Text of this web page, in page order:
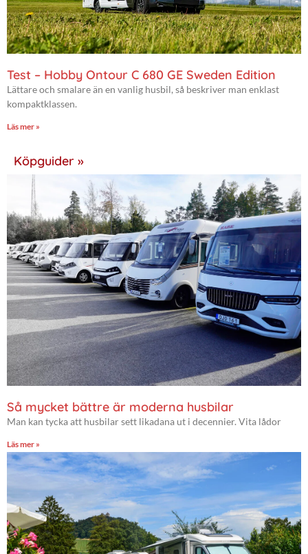
Test – Hobby Ontour C 680 GE Sweden Edition
Lättare och smalare än en vanlig husbil, så beskriver man enklast
kompaktklassen.
Läs mer »
Köpguider »
Så mycket bättre är moderna husbilar
Man kan tycka att husbilar sett likadana ut i decennier. Vita lådor
Läs mer »